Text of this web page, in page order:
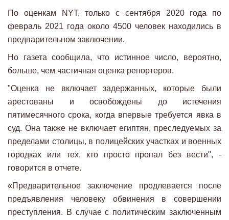
По оценкам NYT, только с сентября 2020 года по
февраль 2021 года около 4500 человек находились в
предварительном заключении.
Но газета сообщила, что истинное число, вероятно,
больше, чем частичная оценка репортеров.
"Оценка не включает задержанных, которые были
арестованы и освобождены до истечения
пятимесячного срока, когда впервые требуется явка в
суд. Она также не включает египтян, преследуемых за
пределами столицы, в полицейских участках и военных
городках или тех, кто просто пропал без вести", -
говорится в отчете.
«Предварительное заключение продлевается после
предъявления человеку обвинения в совершении
преступления. В случае с политическим заключенным